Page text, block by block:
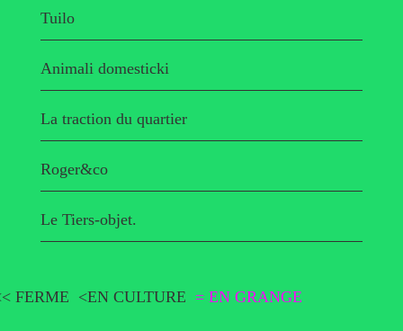
Tuilo
Animali domesticki
La traction du quartier
Roger&co
Le Tiers-objet.
FERME <EN CULTURE = EN GRANGE